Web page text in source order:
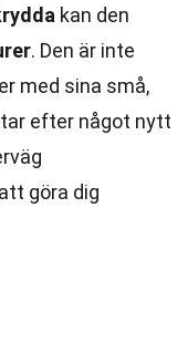
kan den
. Den är inte
med sina små,
efter något nytt
göra dig